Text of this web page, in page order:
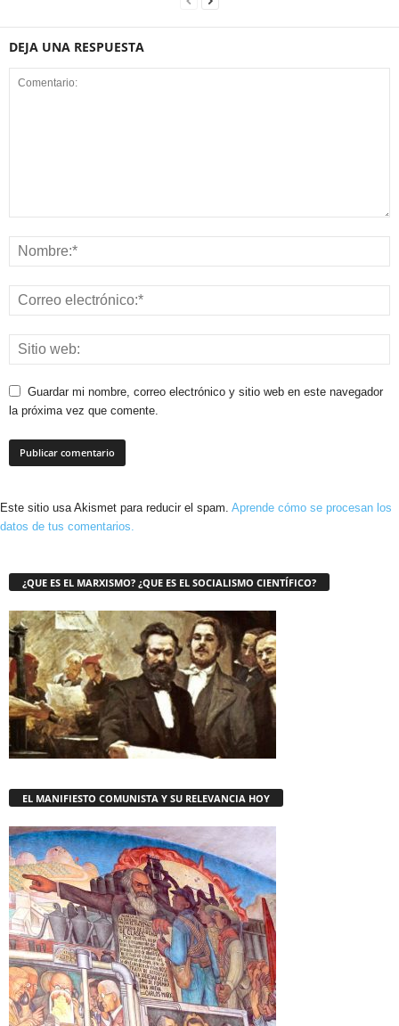
DEJA UNA RESPUESTA
Guardar mi nombre, correo electrónico y sitio web en este navegador
la próxima vez que comente.
Este sitio usa Akismet para reducir el spam. Aprende cómo se procesan los
datos de tus comentarios.
¿QUE ES EL MARXISMO? ¿QUE ES EL SOCIALISMO CIENTÍFICO?
EL MANIFIESTO COMUNISTA Y SU RELEVANCIA HOY